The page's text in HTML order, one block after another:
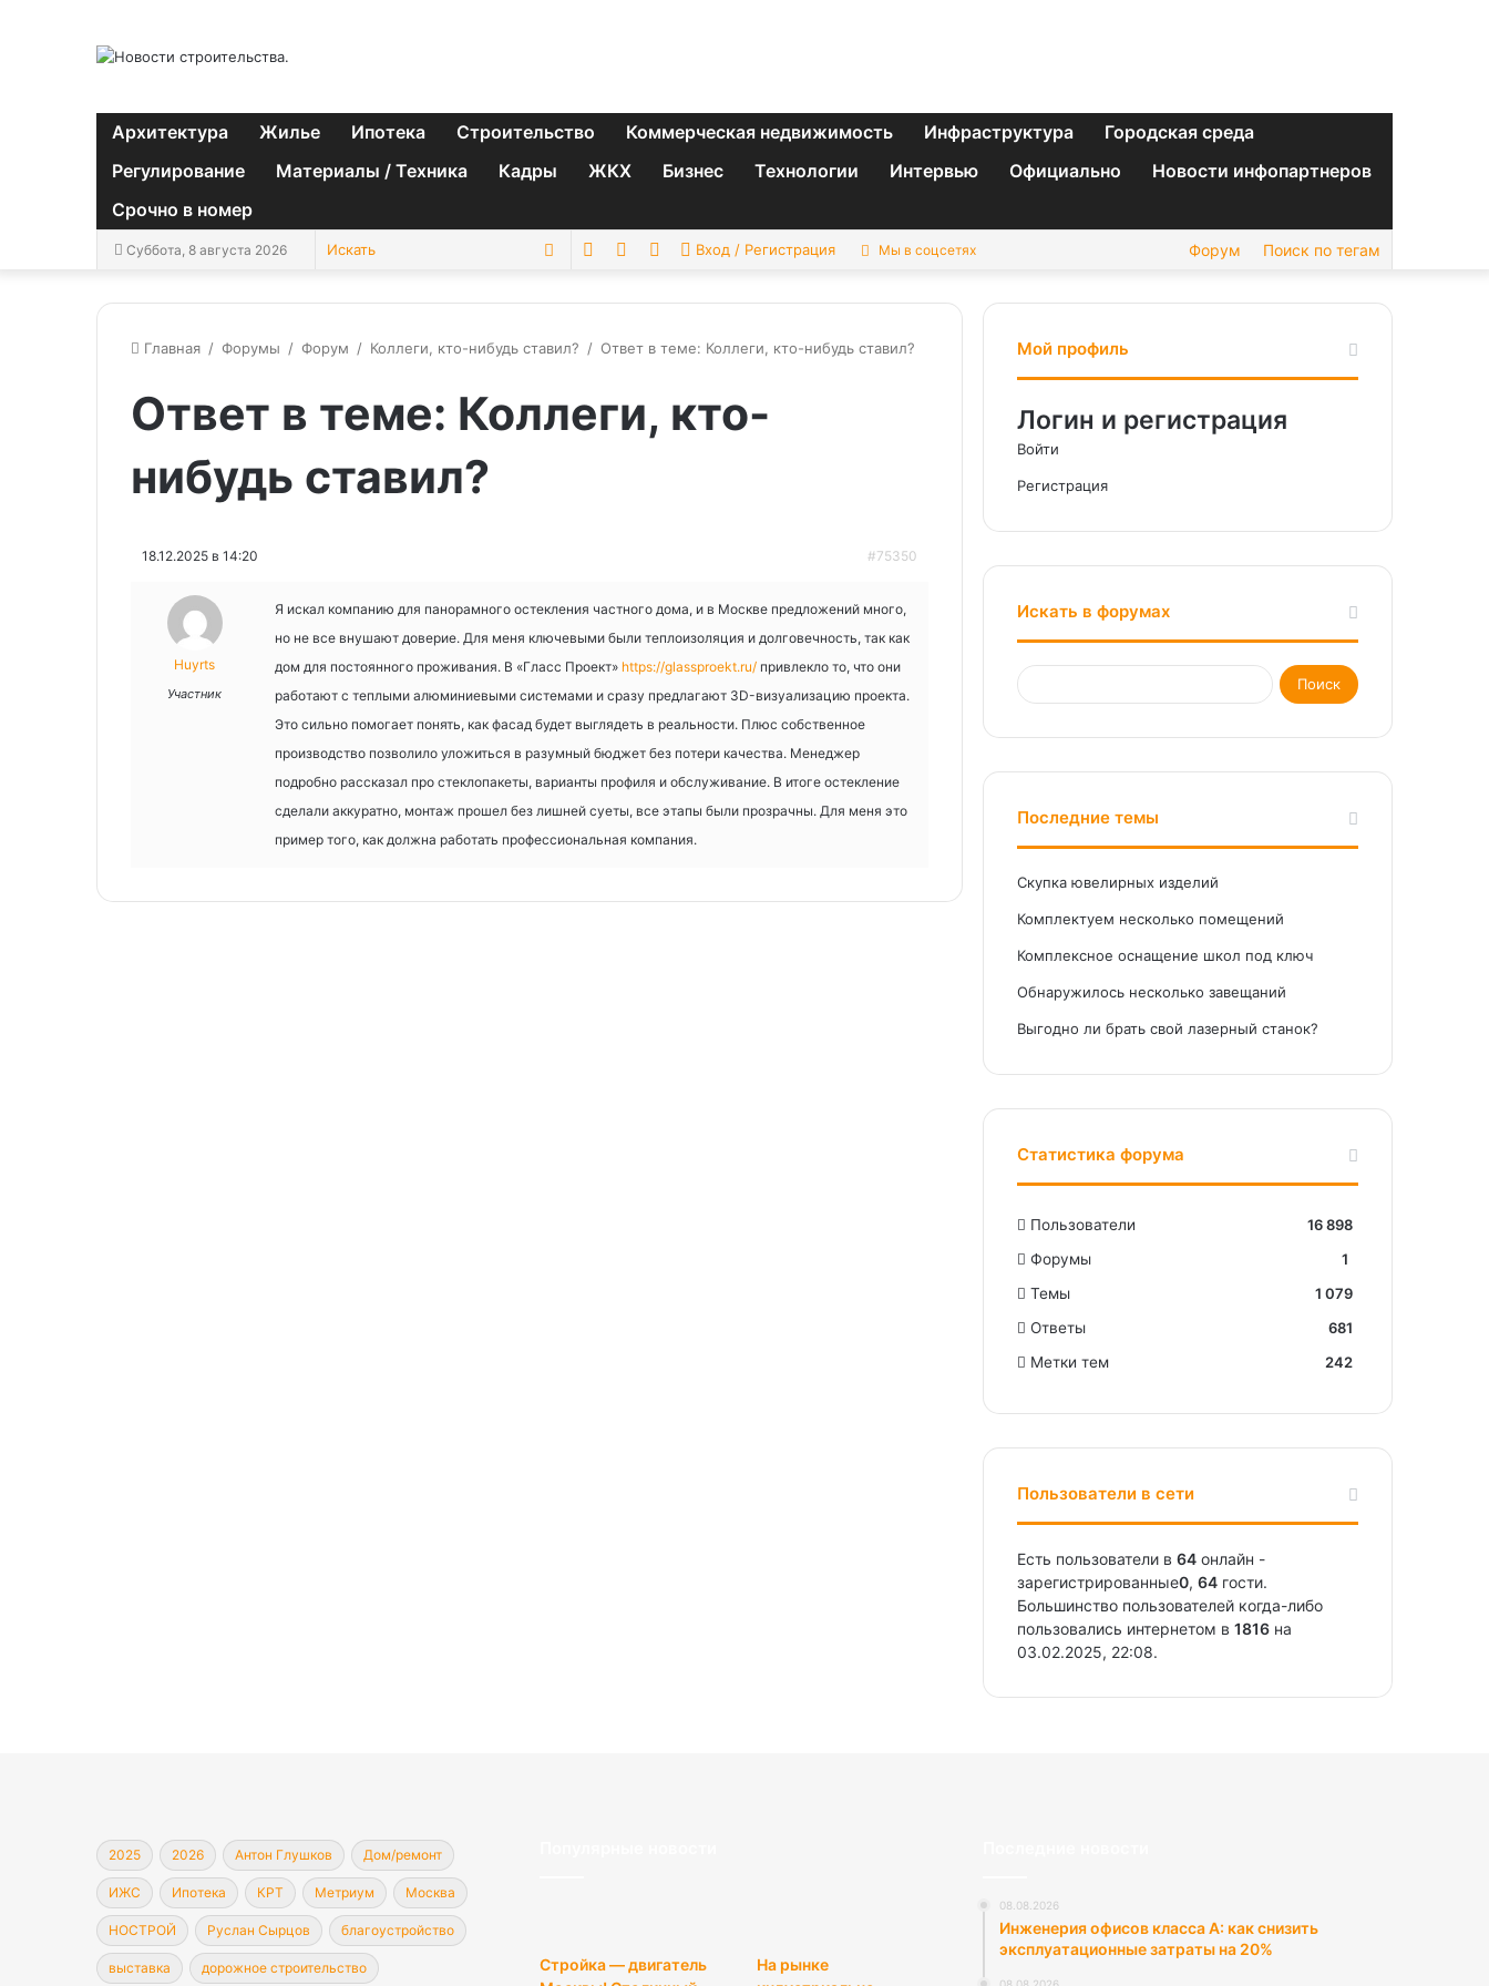
Архитектура Жилье Ипотека Строительство Коммерческая недвижимость Инфраструктура
Городская среда
Регулирование
Материалы / Техника Кадры ЖКХ Бизнес Технологии Интервью Официально
Новости инфопартнеров
Срочно в номер
Суббота, 8 августа 2026 Искать SwitchSidebarСлучайная
Вход / Регистрация Мы в соцсетях Форум Поиск по тегам
Главная / Форумы / Форум / Коллеги, кто-нибудь ставил? / Ответ в теме: Коллеги, кто-нибудь ставил?
Ответ в теме: Коллеги, кто-
нибудь ставил?
18.12.2025 в 14:20 #75350
Huyrts
Участник
Я искал компанию для панорамного остекления частного дома, и в Москве предложений много,
но не все внушают доверие. Для меня ключевыми были теплоизоляция и долговечность, так как
дом для постоянного проживания. В «Гласс Проект» https://glassproekt.ru/ привлекло то, что они
работают с теплыми алюминиевыми системами и сразу предлагают 3D-визуализацию проекта.
Это сильно помогает понять, как фасад будет выглядеть в реальности. Плюс собственное
производство позволило уложиться в разумный бюджет без потери качества. Менеджер
подробно рассказал про стеклопакеты, варианты профиля и обслуживание. В итоге остекление
сделали аккуратно, монтаж прошел без лишней суеты, все этапы были прозрачны. Для меня это
пример того, как должна работать профессиональная компания.
Мой профиль
Логин и регистрация
Войти
Регистрация
Искать в форумах
Последние темы
Скупка ювелирных изделий
Комплектуем несколько помещений
Комплексное оснащение школ под ключ
Обнаружилось несколько завещаний
Выгодно ли брать свой лазерный станок?
Статистика форума
Пользователи
16 898
Форумы
1
Темы
1 079
Ответы
681
Метки тем
242
Пользователи в сети
Есть пользователи в64 онлайн -
зарегистрированные0,64 гости.
Большинство пользователей когда-либо
пользовались интернетом в1816 на
03.02.2025, 22:08.
2025 2026 Антон Глушков Дом/ремонт
ИЖС Ипотека КРТ Метриум Москва
НОСТРОЙ Руслан Сырцов благоустройство
выставка дорожное строительство
Стройка — двигатель
На рынке
08.08.2026
Инженерия офисов класса А: как снизить
эксплуатационные затраты на 20%